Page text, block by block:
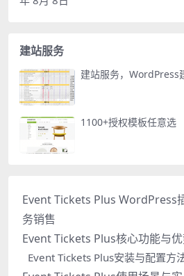
建站服务
建站服务，WordPress
1100+授权模板任意选
Event Tickets Plus WordPress
务销售
Event Tickets Plus核心功能与
Event Tickets Plus安装与配置方